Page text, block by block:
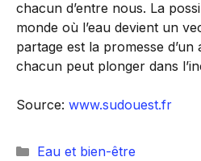
chacun d’entre nous. La
monde où l’eau devient un
partage est la promesse
chacun peut plonger dans
Source: www.sudouest.fr
Catégories
Eau et bien-être